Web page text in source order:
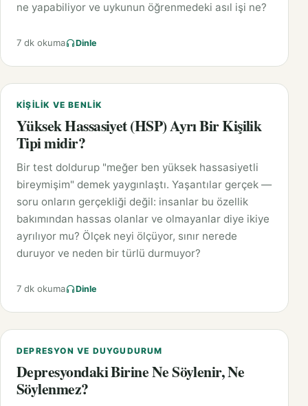
ne yapabiliyor ve uykunun öğrenmedeki asıl işi ne?
7 dk okuma Dinle
KIŞILIK VE BENLIK
Yüksek Hassasiyet (HSP) Ayrı Bir Kişilik
Tipi midir?
Bir test doldurup "meğer ben yüksek hassasiyetli
bireymişim" demek yaygınlaştı. Yaşantılar gerçek —
soru onların gerçekliği değil: insanlar bu özellik
bakımından hassas olanlar ve olmayanlar diye ikiye
ayrılıyor mu? Ölçek neyi ölçüyor, sınır nerede
duruyor ve neden bir türlü durmuyor?
7 dk okuma Dinle
DEPRESYON VE DUYGUDURUM
Depresyondaki Birine Ne Söylenir, Ne
Söylenmez?